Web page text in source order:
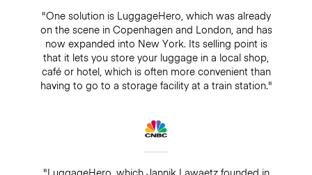
"One solution is LuggageHero, which was already
on the scene in Copenhagen and London, and has
now expanded into New York. Its selling point is
that it lets you store your luggage in a local shop,
café or hotel, which is often more convenient than
having to go to a storage facility at a train station."